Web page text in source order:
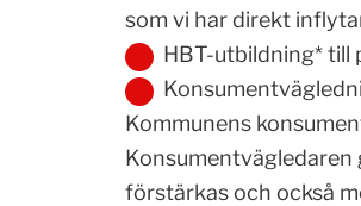
som vi har direkt
HBT-utbildning* till
Kommunens
förstärkas och också